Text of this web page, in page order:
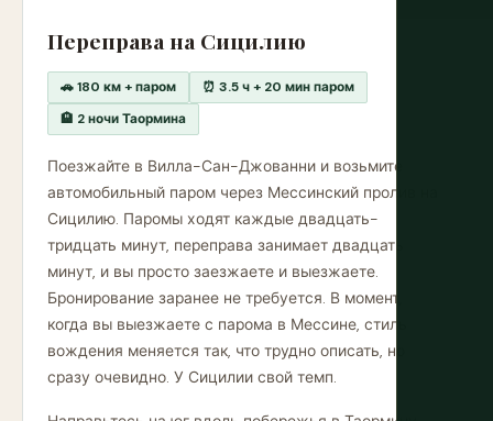
Переправа на Сицилию
🚗 180 км + паром
⏰ 3.5 ч + 20 мин паром
🏨 2 ночи Таормина
Поезжайте в Вилла-Сан-Джованни и возьмите
автомобильный паром через Мессинский пролив на
Сицилию. Паромы ходят каждые двадцать-
тридцать минут, переправа занимает двадцать
минут, и вы просто заезжаете и выезжаете.
Бронирование заранее не требуется. В момент,
когда вы выезжаете с парома в Мессине, стиль
вождения меняется так, что трудно описать, но
сразу очевидно. У Сицилии свой темп.